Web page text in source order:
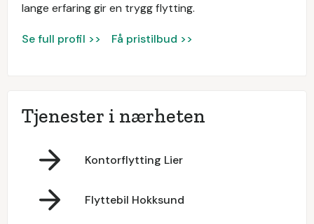
lange erfaring gir en trygg flytting.
Se full profil >> Få pristilbud >>
Tjenester i nærheten
Kontorflytting Lier
Flyttebil Hokksund